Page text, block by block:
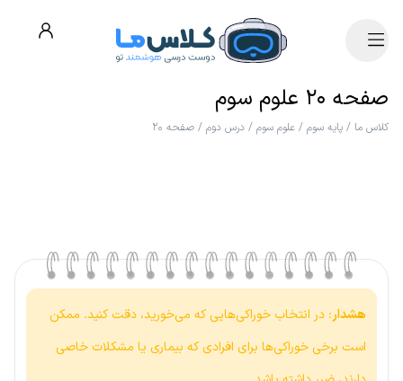
صفحه ۲۰ علوم سوم
کلاس ما / پایه سوم / علوم سوم / درس دوم / صفحه ۲۰
هشدار: در انتخاب خوراکی‌هایی که می‌خورید، دقت کنید. ممکن
است برخی خوراکی‌ها برای افرادی که بیماری یا مشکلات خاصی